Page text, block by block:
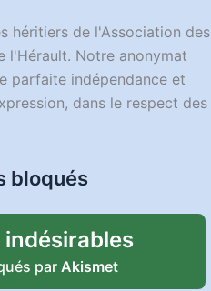
héritiers de l'Association des
l'Hérault. Notre anonymat
parfaite indépendance et
dans le respect des
bloqués
indésirables
par Akismet